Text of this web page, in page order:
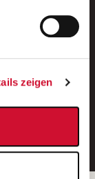
zeigen